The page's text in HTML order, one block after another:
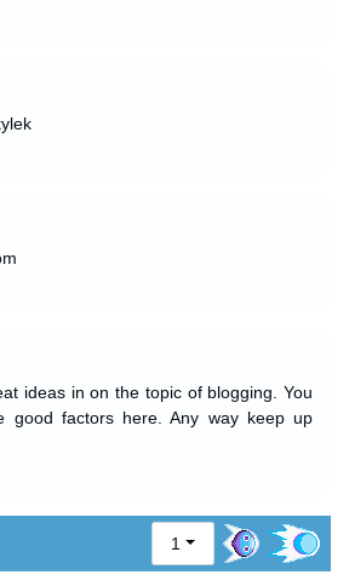
ideas in on the topic of blogging. You
good factors here. Any way keep up
1